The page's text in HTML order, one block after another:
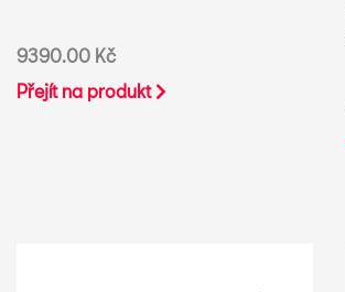
9390.00 Kč
Přejít na produkt